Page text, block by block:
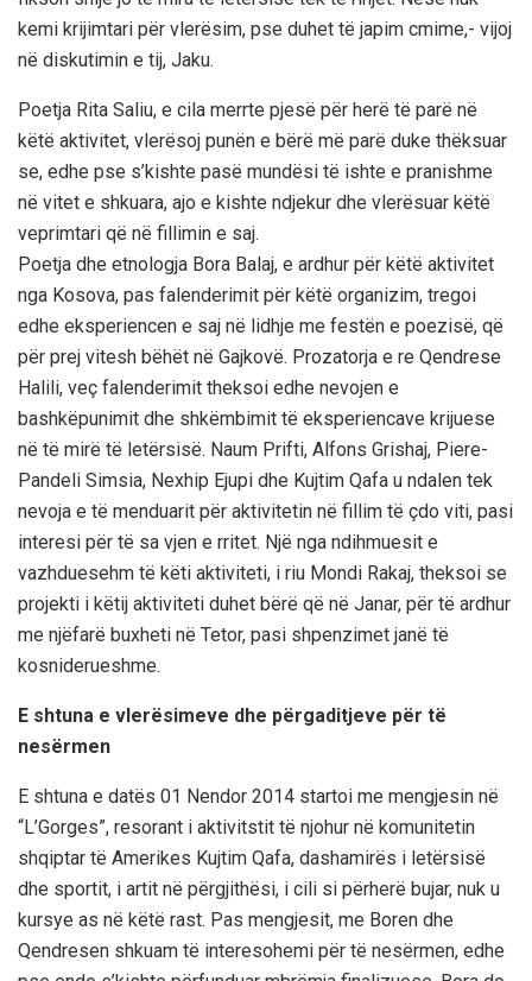
kemi krijimtari për vlerësim, pse duhet të japim cmime,- vijoj
në diskutimin e tij, Jaku.
Poetja Rita Saliu, e cila merrte pjesë për herë të parë në
këtë aktivitet, vlerësoj punën e bërë më parë duke thëksuar
se, edhe pse s’kishte pasë mundësi të ishte e pranishme
në vitet e shkuara, ajo e kishte ndjekur dhe vlerësuar këtë
veprimtari që në fillimin e saj.
Poetja dhe etnologja Bora Balaj, e ardhur për këtë aktivitet
nga Kosova, pas falenderimit për këtë organizim, tregoi
edhe eksperiencen e saj në lidhje me festën e poezisë, që
për prej vitesh bëhët në Gajkovë. Prozatorja e re Qendrese
Halili, veç falenderimit theksoi edhe nevojen e
bashkëpunimit dhe shkëmbimit të eksperiencave krijuese
në të mirë të letërsisë. Naum Prifti, Alfons Grishaj, Piere-
Pandeli Simsia, Nexhip Ejupi dhe Kujtim Qafa u ndalen tek
nevoja e të menduarit për aktivitetin në fillim të çdo viti, pasi
interesi për të sa vjen e rritet. Një nga ndihmuesit e
vazhduesehm të këti aktiviteti, i riu Mondi Rakaj, theksoi se
projekti i këtij aktiviteti duhet bërë që në Janar, për të ardhur
me njëfarë buxheti në Tetor, pasi shpenzimet janë të
kosniderueshme.
E shtuna e vlerësimeve dhe përgaditjeve për të
nesërmen
E shtuna e datës 01 Nendor 2014 startoi me mengjesin në
“L’Gorges”, resorant i aktivitstit të njohur në komunitetin
shqiptar të Amerikes Kujtim Qafa, dashamirës i letërsisë
dhe sportit, i artit në përgjithësi, i cili si përherë bujar, nuk u
kursye as në këtë rast. Pas mengjesit, me Boren dhe
Qendresen shkuam të interesohemi për të nesërmen, edhe